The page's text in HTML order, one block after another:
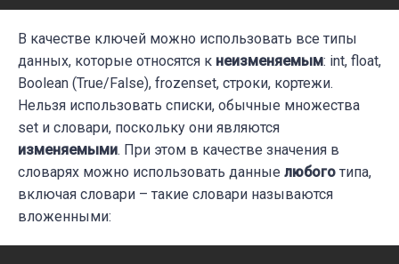
В качестве ключей можно использовать все типы
данных, которые относятся к неизменяемым: int, float,
Boolean (True/False), frozenset, строки, кортежи.
Нельзя использовать списки, обычные множества
set и словари, поскольку они являются
изменяемыми. При этом в качестве значения в
словарях можно использовать данные любого типа,
включая словари – такие словари называются
вложенными: